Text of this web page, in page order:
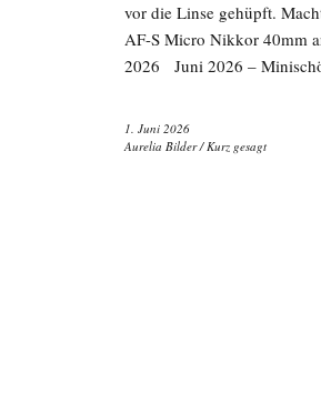
vor die Linse gehüpft.
AF-S Micro Nikkor 40mm
2026 Juni 2026 –
1. Juni 2026
Aurelia Bilder/Kurz gesagt